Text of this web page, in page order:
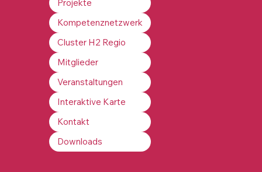
Projekte
Kompetenznetzwerk
Cluster H2 Regio
Mitglieder
Veranstaltungen
Interaktive Karte
Kontakt
Downloads